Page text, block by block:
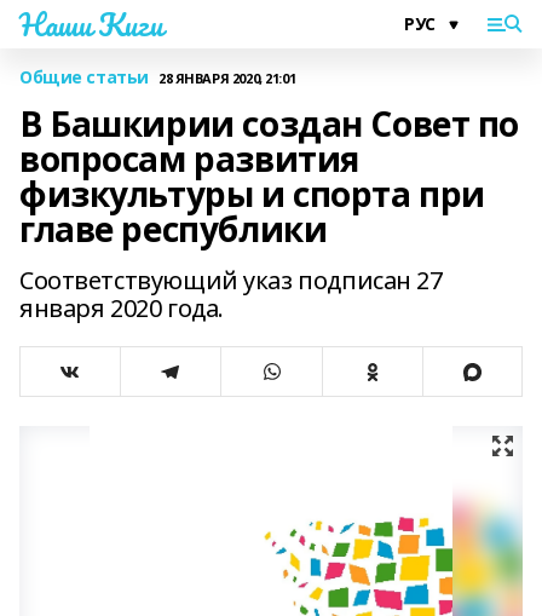
Наши Киги
Общие статьи 28 ЯНВАРЯ 2020, 21:01
В Башкирии создан Совет по
вопросам развития
физкультуры и спорта при
главе республики
Соответствующий указ подписан 27
января 2020 года.